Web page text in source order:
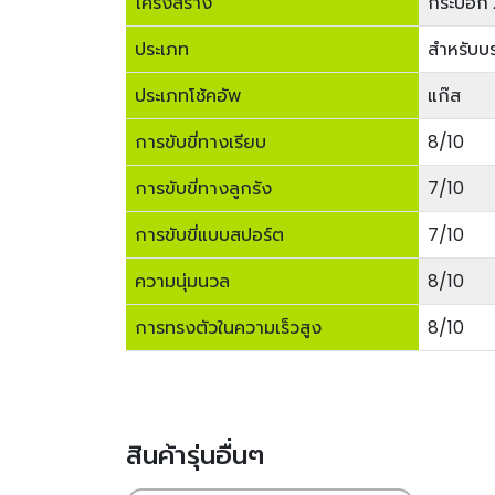
ประเภท
สำหรับบ
ประเภทโช้คอัพ
แก๊ส
การขับขี่ทางเรียบ
8/10
การขับขี่ทางลูกรัง
7/10
การขับขี่แบบสปอร์ต
7/10
ความนุ่มนวล
8/10
การทรงตัวในความเร็วสูง
8/10
สินค้ารุ่นอื่นๆ